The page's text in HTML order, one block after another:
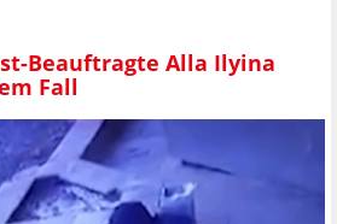
Beauftragte Alla Ilyina
Fall